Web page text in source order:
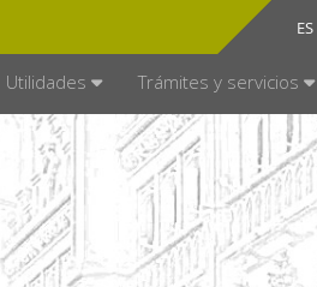
ES
CA
Utilidades Trámites y servicios